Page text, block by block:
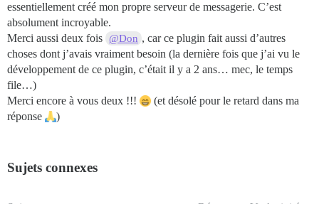
essentiellement créé mon propre serveur de messagerie. C’est
absolument incroyable.
Merci aussi deux fois @Don , car ce plugin fait aussi d’autres
choses dont j’avais vraiment besoin (la dernière fois que j’ai vu le
développement de ce plugin, c’était il y a 2 ans… mec, le temps
file…)
Merci encore à vous deux !!!
(et désolé pour le retard dans ma
réponse
)
Sujets connexes